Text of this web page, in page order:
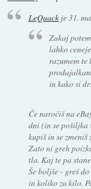
LeQuackje31.
Zakaj
lahko
razumem
in kako si
Če naročiš na
dni (in se pošiljka
kupiš in se zmeniš
Zato ni greh
tla. Kaj te pa
Še boljše - greš
in koliko za kilo.